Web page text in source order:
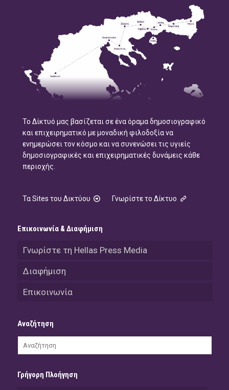
Το Δίκτυό μας βασίζεται σε ένα όραμα δημοσιογραφικό
και επιχειρηματικό με μοναδική φιλοδοξία να
ενημερώσει τον κόσμο και να συνενώσει τις υγιείς
δημοσιογραφικές και επιχειρηματικές δυνάμεις κάθε
περιοχής.
Τα Sites του Δικτύου Γνωρίστε το Δίκτυο
Επικοινωνία & Διαφήμιση
Γνωρίστε τη Hellas Press Media
Διαφήμιση
Επικοινωνία
Αναζήτηση
Γρήγορη Πλοήγηση